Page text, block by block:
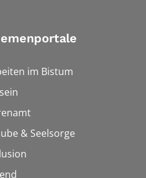
im Bistum
& Seelsorge